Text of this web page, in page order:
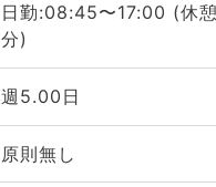
日勤:08:45〜17:00 (休
分)
週5.00日
原則無し